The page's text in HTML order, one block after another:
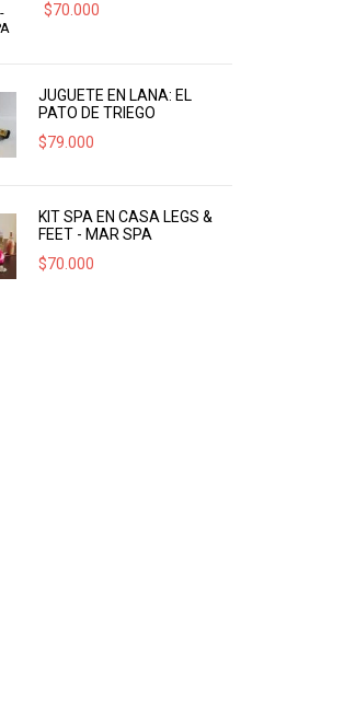
$70.000
JUGUETE EN LANA: EL
PATO DE TRIEGO
$79.000
KIT SPA EN CASA LEGS &
FEET - MAR SPA
$70.000